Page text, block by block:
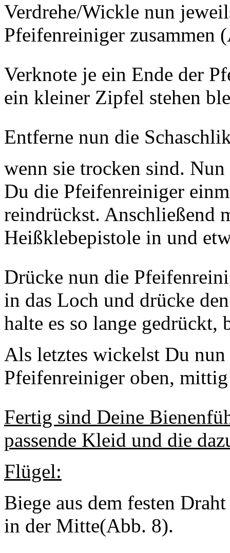
Verdrehe/Wickle nun
Pfeifenreiniger zusammen
Verknote je ein Ende der
ein kleiner Zipfel stehen
Entferne nun die
wenn sie trocken sind.
Du die Pfeifenreiniger
reindrückst. Anschließend
Heißklebepistole in und
Drücke nun die
in das Loch und drücke
halte es so lange
Als letztes wickelst Du nun
Pfeifenreiniger oben,
Fertig sind Deine
passende Kleid und die
Flügel:
Biege aus dem festen
in der Mitte(Abb. 8).